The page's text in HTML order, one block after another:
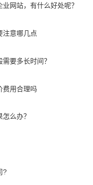
网站，有什么好处呢？
注意哪几点
要多长时间？
费用合理吗
么办？
?